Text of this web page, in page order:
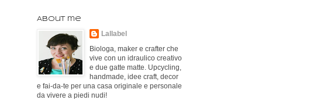
About me
Lallabel
Biologa, maker e crafter che
vive con un idraulico creativo
e due gatte matte. Upcycling,
handmade, idee craft, decor
e fai-da-te per una casa originale e personale
da vivere a piedi nudi!